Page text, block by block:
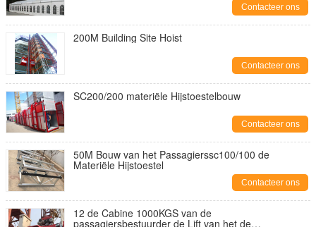
Contacteer ons
200M Building Site Hoist
Contacteer ons
SC200/200 materiële Hijstoestelbouw
Contacteer ons
50M Bouw van het Passagierssc100/100 de
Materiële Hijstoestel
Contacteer ons
12 de Cabine 1000KGS van de
passagiersbestuurder de Lift van het de